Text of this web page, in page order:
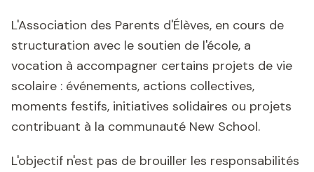
L'Association des Parents d'Élèves, en cours de
structuration avec le soutien de l'école, a
vocation à accompagner certains projets de vie
scolaire : événements, actions collectives,
moments festifs, initiatives solidaires ou projets
contribuant à la communauté New School.
L'objectif n'est pas de brouiller les responsabilités